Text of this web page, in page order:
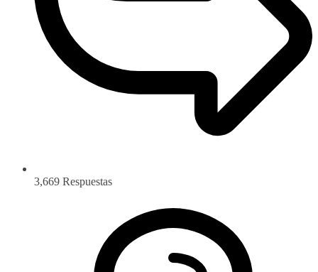
3,669 Respuestas